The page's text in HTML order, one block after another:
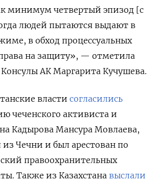
минимум четвертый эпизод [с
людей пытаются выдают в
в обход процессуальных
на защиту», — отметила
АК Маргарита Кучушева.
власти согласились
чеченского активиста и
Кадырова Мансура Мовлаева,
Чечни и был арестован по
правоохранительных
Также из Казахстана выслали